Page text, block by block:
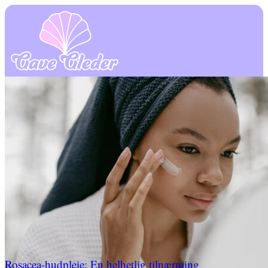
Rosacea-hudpleie: En helhetlig tilnærming